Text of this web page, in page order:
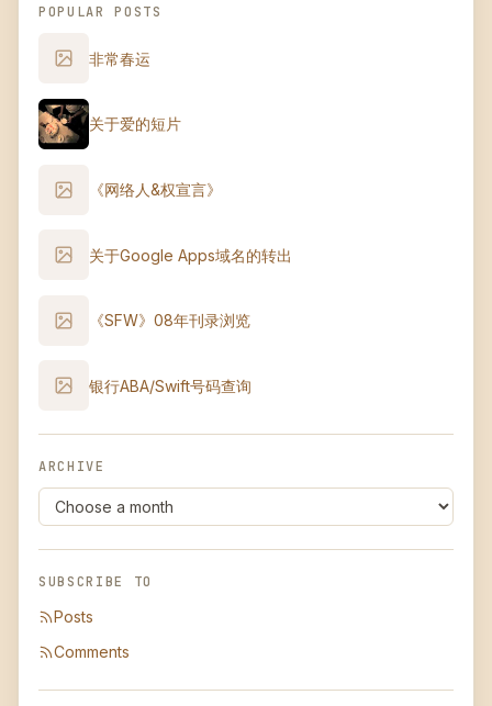
POPULAR POSTS
非常春运
关于爱的短片
《网络人&权宣言》
关于Google Apps域名的转出
《SFW》08年刊录浏览
银行ABA/Swift号码查询
SUBSCRIBE TO
Posts
Comments
ARCHIVE